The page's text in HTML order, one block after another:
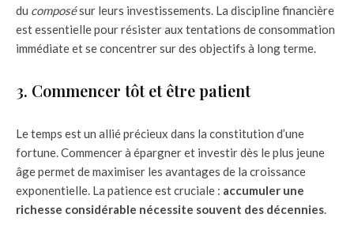
du composésur leurs investissements. La discipline financière
est essentielle pour résister aux tentations de consommation
immédiate et se concentrer sur des objectifs à long terme.
3. Commencer tôt et être patient
Le temps est un allié précieux dans la constitution d’une
fortune. Commencer à épargner et investir dès le plus jeune
âge permet de maximiser les avantages de la croissance
exponentielle. La patience est cruciale : accumuler une
richesse considérable nécessite souvent des décennies.